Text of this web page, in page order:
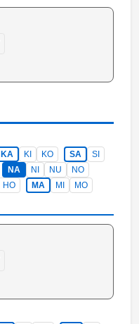
KA KI KO SA
SI
NA NI NU
NO
HO MA MI
MO